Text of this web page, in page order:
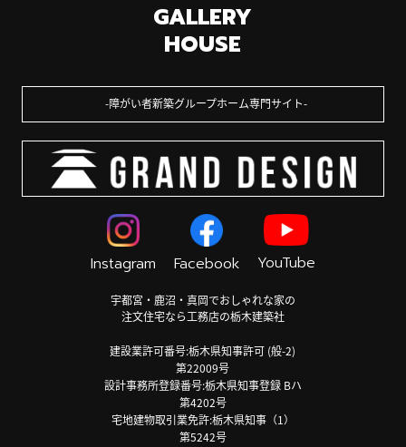
GALLERY
HOUSE
障がい者新築グループホーム専門サイト
Instagram Facebook YouTube
宇都宮・鹿沼・真岡でおしゃれな家の
注文住宅なら工務店の栃木建築社
建設業許可番号:栃木県知事許可 (般-2)
第22009号
設計事務所登録番号:栃木県知事登録 Bハ
第4202号
宅地建物取引業免許:栃木県知事（1）
第5242号